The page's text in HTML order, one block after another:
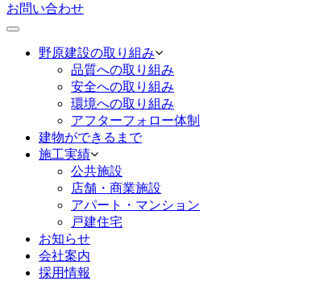
お問い合わせ
野原建設の取り組み
品質への取り組み
安全への取り組み
環境への取り組み
アフターフォロー体制
建物ができるまで
施工実績
公共施設
店舗・商業施設
アパート・マンション
戸建住宅
お知らせ
会社案内
採用情報